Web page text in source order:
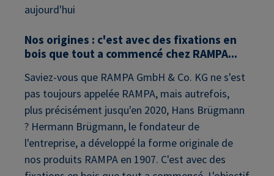
aujourd'hui
Nos origines : c'est avec des fixations en
bois que tout a commencé chez RAMPA...
Saviez-vous que RAMPA GmbH & Co. KG ne s'est
pas toujours appelée RAMPA, mais autrefois,
plus précisément jusqu'en 2020, Hans Brügmann
? Hermann Brügmann, le fondateur de
l'entreprise, a développé la forme originale de
nos produits RAMPA en 1907. C'est avec des